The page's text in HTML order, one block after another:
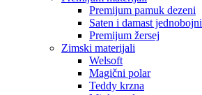
premijum pamuk dezeni
saten i damast jednobojni
premijum žersej
zimski materijali
welsoft
magični polar
teddy krzna